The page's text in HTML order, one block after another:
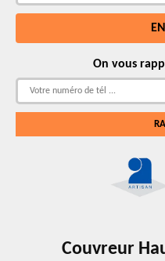
On vous
Couvreur